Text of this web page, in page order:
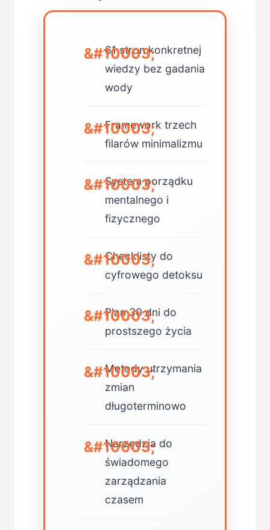
61 stron konkretnej
wiedzy bez gadania
wody
Framework trzech
filarów minimalizmu
System porządku
mentalnego i
fizycznego
Checklisty do
cyfrowego detoksu
Plan 30 dni do
prostszego życia
Metody utrzymania
zmian
długoterminowo
Narzędzia do
świadomego
zarządzania
czasem